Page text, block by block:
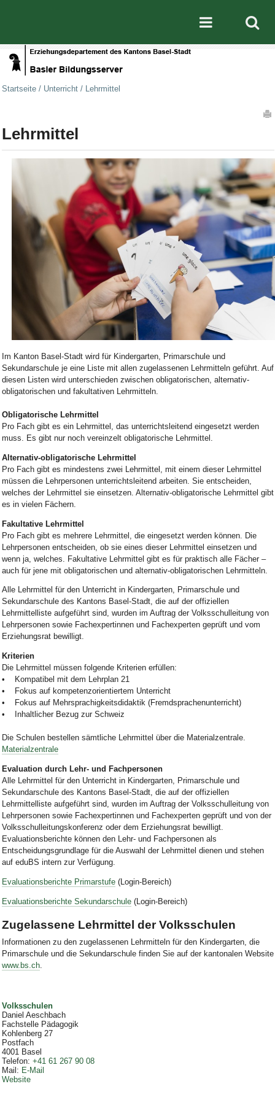
Mobile
Startseite / Unterricht /
Lehrmittel
Lehrmittel
Im Kanton Basel-Stadt wird für Kindergarten, Primarschule und
Sekundarschule je eine Liste mit allen zugelassenen Lehrmitteln geführt. Auf
diesen Listen wird unterschieden zwischen obligatorischen, alternativ-
obligatorischen und fakultativen Lehrmitteln.
Obligatorische Lehrmittel
Pro Fach gibt es ein Lehrmittel, das unterrichtsleitend eingesetzt werden
muss. Es gibt nur noch vereinzelt obligatorische Lehrmittel.
Alternativ-obligatorische Lehrmittel
Pro Fach gibt es mindestens zwei Lehrmittel, mit einem dieser Lehrmittel
müssen die Lehrpersonen unterrichtsleitend arbeiten. Sie entscheiden,
welches der Lehrmittel sie einsetzen. Alternativ-obligatorische Lehrmittel gibt
es in vielen Fächern.
Fakultative Lehrmittel
Pro Fach gibt es mehrere Lehrmittel, die eingesetzt werden können. Die
Lehrpersonen entscheiden, ob sie eines dieser Lehrmittel einsetzen und
wenn ja, welches. Fakultative Lehrmittel gibt es für praktisch alle Fächer –
auch für jene mit obligatorischen und alternativ-obligatorischen Lehrmitteln.
Alle Lehrmittel für den Unterricht in Kindergarten, Primarschule und
Sekundarschule des Kantons Basel-Stadt, die auf der offiziellen
Lehrmittelliste aufgeführt sind, wurden im Auftrag der Volksschulleitung von
Lehrpersonen sowie Fachexpertinnen und Fachexperten geprüft und vom
Erziehungsrat bewilligt.
Kriterien
Die Lehrmittel müssen folgende Kriterien erfüllen:
• Kompatibel mit dem Lehrplan 21
• Fokus auf kompetenzorientiertem Unterricht
• Fokus auf Mehrsprachigkeitsdidaktik (Fremdsprachenunterricht)
• Inhaltlicher Bezug zur Schweiz
Die Schulen bestellen sämtliche Lehrmittel über die Materialzentrale.
Materialzentrale
Evaluation durch Lehr- und Fachpersonen
Alle Lehrmittel für den Unterricht in Kindergarten, Primarschule und
Sekundarschule des Kantons Basel-Stadt, die auf der offiziellen
Lehrmittelliste aufgeführt sind, wurden im Auftrag der Volksschulleitung von
Lehrpersonen sowie Fachexpertinnen und Fachexperten geprüft und von der
Volksschulleitungskonferenz oder dem Erziehungsrat bewilligt.
Evaluationsberichte können den Lehr- und Fachpersonen als
Entscheidungsgrundlage für die Auswahl der Lehrmittel dienen und stehen
auf eduBS intern zur Verfügung.
Evaluationsberichte Primarstufe(Login-Bereich)
Evaluationsberichte Sekundarschule(Login-Bereich)
Zugelassene Lehrmittel der Volksschulen
Informationen zu den zugelassenen Lehrmitteln für den Kindergarten, die
Primarschule und die Sekundarschule finden Sie auf der kantonalen Website
www.bs.ch.
Volksschulen
Daniel Aeschbach
Fachstelle Pädagogik
Kohlenberg 27
Postfach
4001 Basel
Telefon: +41 61 267 90 08
Mail : E-Mail
Website